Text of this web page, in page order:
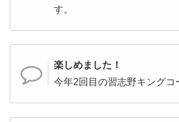
す。
楽しめました！
今年2回目の習志野キングコ